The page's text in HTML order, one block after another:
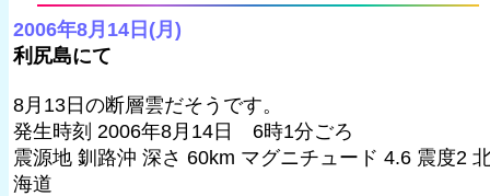
2006年8月14日(月)
利尻島にて
8月13日の断層雲だそうです。
発生時刻 2006年8月14日 6時1分ごろ
震源地 釧路沖 深さ 60km マグニチュード 4.6 震度2
海道